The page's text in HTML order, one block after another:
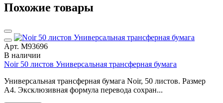
Похожие товары
Арт. М93696
В наличии
Noir 50 листов Универсальная трансферная бумага
Универсальная трансферная бумага Noir, 50 листов. Размер
А4. Эксклюзивная формула перевода сохран...